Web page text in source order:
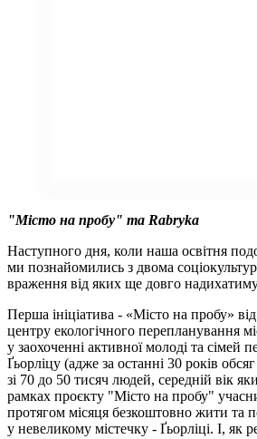
"Місто на пробу" та Rabryka
Наступного дня, коли наша освітня
ми познайомились з двома
враження від яких ще довго
Перша ініціатива - «Місто на пробу»
центру екологічного перепланування
у заохоченні активної молоді та сімей
Ґьорліцу (адже за останні 30 років
зі 70 до 50 тисяч людей, середній вік
рамках проєкту "Місто на пробу"
протягом місяця безкоштовно жити та
у невеликому містечку - Ґьорліці. І, як